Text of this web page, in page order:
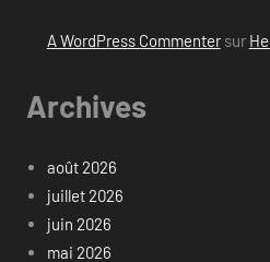
A WordPress Commentersur
Archives
août 2026
juillet 2026
juin 2026
mai 2026